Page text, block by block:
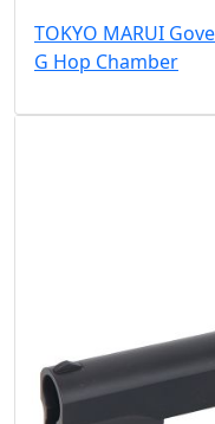
TOKYO MARUI
G Hop Chamber